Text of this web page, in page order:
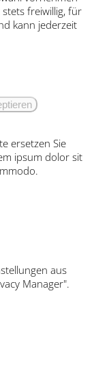
freiwillig, für
kann jederzeit
ersetzen Sie
ipsum dolor sit
aus
Manager".